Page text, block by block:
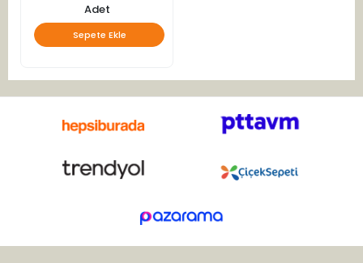
Adet
Sepete Ekle